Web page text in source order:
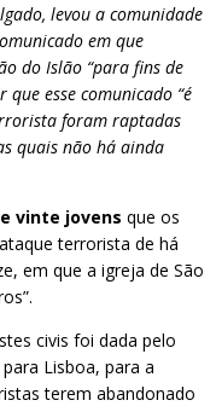
levou a comunidade
em que
do Islão “para fins de
esse comunicado “é
foram raptadas
quais não há ainda
vinte jovens que os
terrorista de há
em que a igreja de São
civis foi dada pelo
Lisboa, para a
terem abandonado